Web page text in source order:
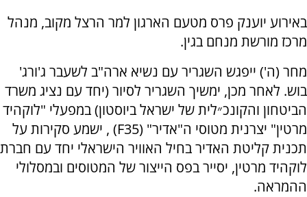
באירוע יוענק פרס מטעם הארגון למר הרצל מקוב, מנהל
מרכז מורשת מנחם בגין.
מחר (ה') ייפגש השגריר עם נשיא ארה"ב לשעבר ג'ורג'
בוש. לאחר מכן, ימשיך השגריר לסיור (יחד עם נציג משרד
הביטחון והקונכ״לית של ישראל ביוסטון) במפעלי "לוקהיד
מרטין" יצרנית מטוסי ה"אדיר" (F35) , ישמע סקירות על
תכנית קליטת האדיר בחיל האוויר הישראלי יחד עם חברת
לוקהיד מרטין, יסייר בפס הייצור של המטוסים ובמסלולי
ההמראה.